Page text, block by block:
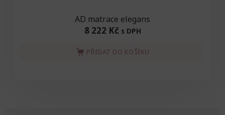
AD matrace elegans
8 222 Kč s DPH
PŘIDAT DO KOŠÍKU